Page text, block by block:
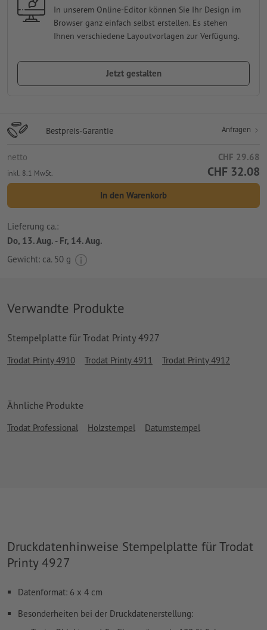
In unserem Online-Editor können Sie Ihr Design im
Browser ganz einfach selbst erstellen. Es stehen
Ihnen verschiedene Layoutvorlagen zur Verfügung.
Jetzt gestalten
Bestpreis-Garantie Anfragen
netto CHF 29.68
inkl. 8.1 MwSt. CHF 32.08
In den Warenkorb
Lieferung ca.:
Do, 13. Aug. - Fr, 14. Aug.
Gewicht: ca. 50 g
Verwandte Produkte
Stempelplatte für Trodat Printy 4927
Trodat Printy 4910 Trodat Printy 4911 Trodat Printy 4912
Ähnliche Produkte
Trodat Professional Holzstempel Datumstempel
Druckdatenhinweise Stempelplatte für Trodat
Printy 4927
Datenformat: 6 x 4 cm
Besonderheiten bei der Druckdatenerstellung: